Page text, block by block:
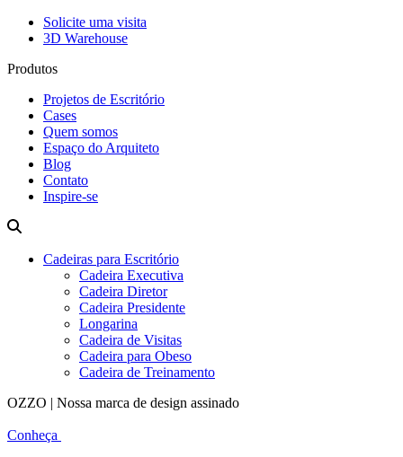
Solicite uma visita
3D Warehouse
Produtos
Projetos de Escritório
Cases
Quem somos
Espaço do Arquiteto
Blog
Contato
Inspire-se
Cadeiras para Escritório
Cadeira Executiva
Cadeira Diretor
Cadeira Presidente
Longarina
Cadeira de Visitas
Cadeira para Obeso
Cadeira de Treinamento
OZZO | Nossa marca de design assinado
Conheça